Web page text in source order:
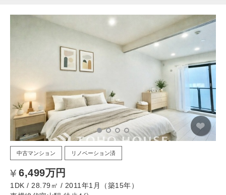
中古マンション リノベーション済
6,499万円
1DK / 28.79㎡ / 2011年1月（築15年）